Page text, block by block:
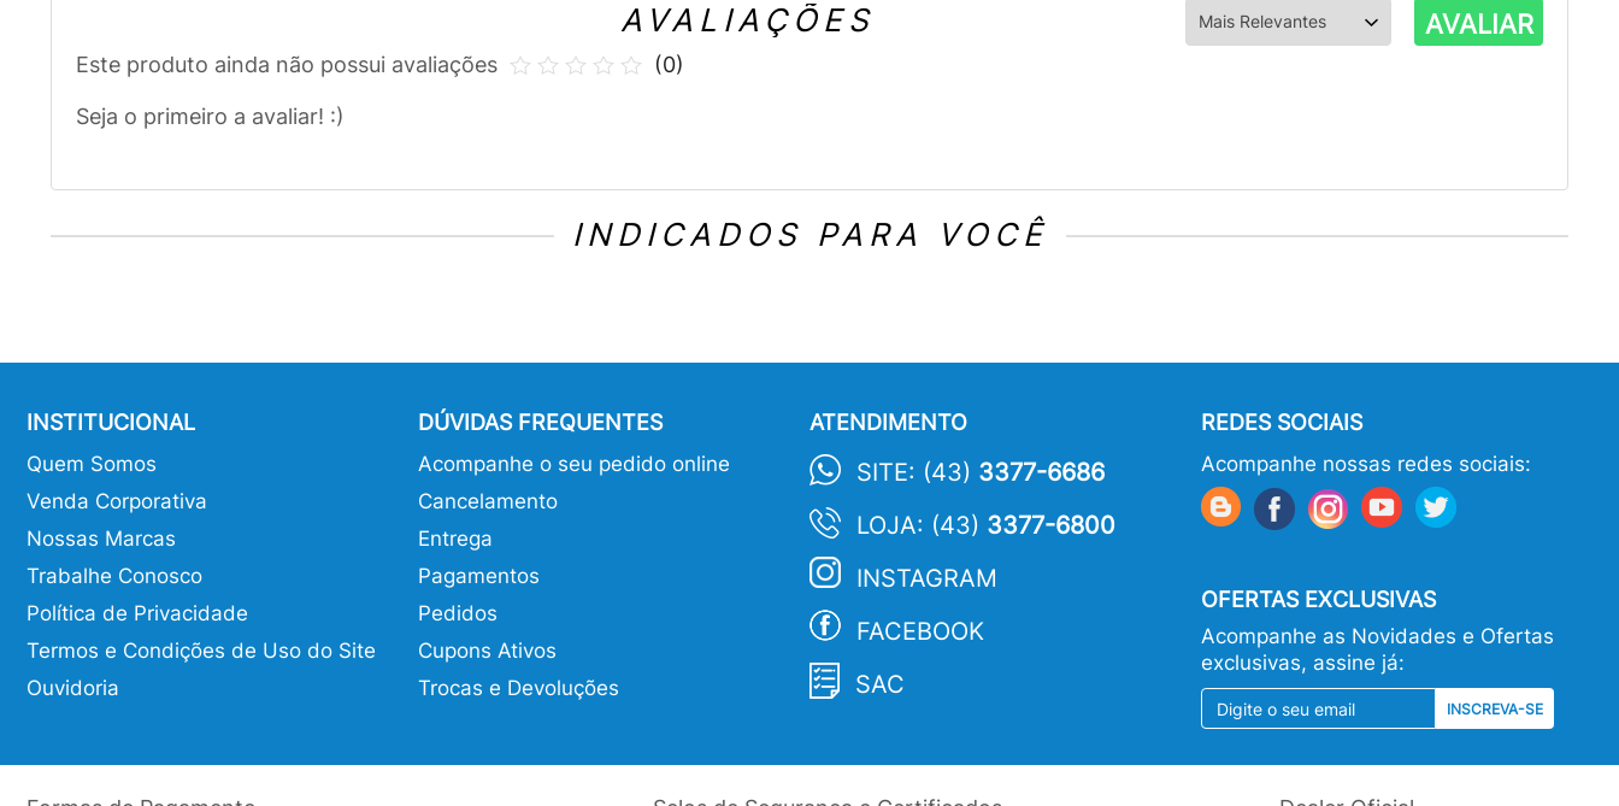
AVALIAÇÕES AVALIAR
Este produto ainda não possui avaliações
Seja o primeiro a avaliar! :)
(0)
INDICADOS PARA VOCÊ
INSTITUCIONAL
Quem Somos
Venda Corporativa
Nossas Marcas
Trabalhe Conosco
Política de Privacidade
Termos e Condições de Uso do Site
Ouvidoria
DÚVIDAS FREQUENTES
Acompanhe o seu pedido online
Cancelamento
Entrega
Pagamentos
Pedidos
Cupons Ativos
Trocas e Devoluções
ATENDIMENTO
SITE: (43) 3377-6686
LOJA: (43) 3377-6800
INSTAGRAM
FACEBOOK
SAC
REDES SOCIAIS
Acompanhe nossas redes sociais:
OFERTAS EXCLUSIVAS
Acompanhe as Novidades e Ofertas
exclusivas, assine já:
INSCREVA-SE